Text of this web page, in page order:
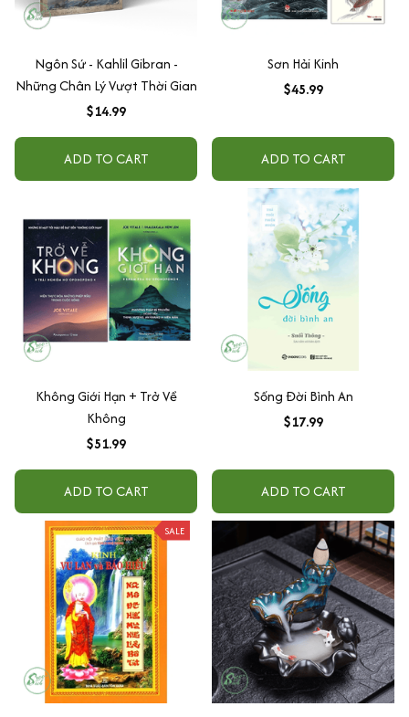
Ngôn Sứ - Kahlil Gibran -
Những Chân Lý Vượt Thời Gian
$14.99
ADD TO CART
Sơn Hải Kinh
$45.99
ADD TO CART
Không Giới Hạn + Trở Về
Không
$51.99
ADD TO CART
Sống Đời Bình An
$17.99
ADD TO CART
SALE